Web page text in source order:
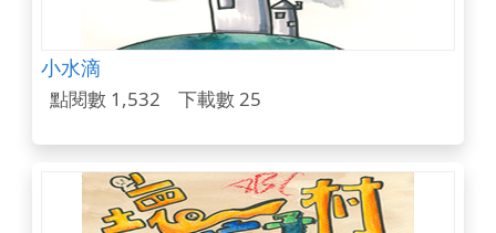
小水滴
點閱數 1,532 下載數 25